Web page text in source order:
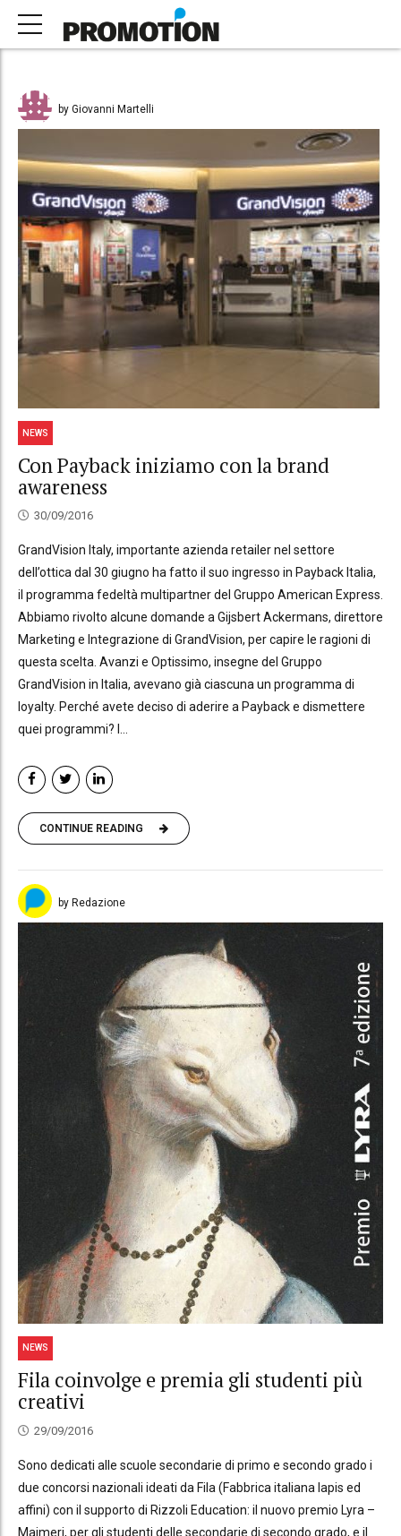
by Giovanni Martelli
NEWS
Con Payback iniziamo con la brand
awareness
30/09/2016
GrandVision Italy, importante azienda retailer nel settore
dell’ottica dal 30 giugno ha fatto il suo ingresso in Payback Italia,
il programma fedeltà multipartner del Gruppo American Express.
Abbiamo rivolto alcune domande a Gijsbert Ackermans, direttore
Marketing e Integrazione di GrandVision, per capire le ragioni di
questa scelta. Avanzi e Optissimo, insegne del Gruppo
GrandVision in Italia, avevano già ciascuna un programma di
loyalty. Perché avete deciso di aderire a Payback e dismettere
quei programmi? I...
CONTINUE READING
by Redazione
NEWS
Fila coinvolge e premia gli studenti più
creativi
29/09/2016
Sono dedicati alle scuole secondarie di primo e secondo grado i
due concorsi nazionali ideati da Fila (Fabbrica italiana lapis ed
affini) con il supporto di Rizzoli Education: il nuovo premio Lyra –
Maimeri, per gli studenti delle secondarie di secondo grado, e il